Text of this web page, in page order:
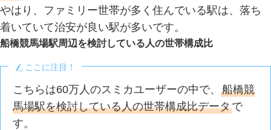
やはり、ファミリー世帯が多く住んでいる駅は、落ち
着いていて治安が良い駅が多いです。
船橋競馬場駅周辺を検討している人の世帯構成比
ここに注目！
こちらは60万人のスミカユーザーの中で、船橋競
馬場駅を検討している人の世帯構成比データで
す。